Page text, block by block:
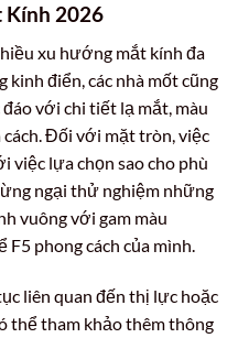
2026
xu hướng mắt kính đa
kinh điển, các nhà mốt cũng
với chi tiết lạ mắt, màu
cách. Đối với mặt tròn, việc
việc lựa chọn sao cho phù
ngại thử nghiệm những
vuông với gam màu
phong cách của mình.
liên quan đến thị lực hoặc
thể tham khảo thêm thông